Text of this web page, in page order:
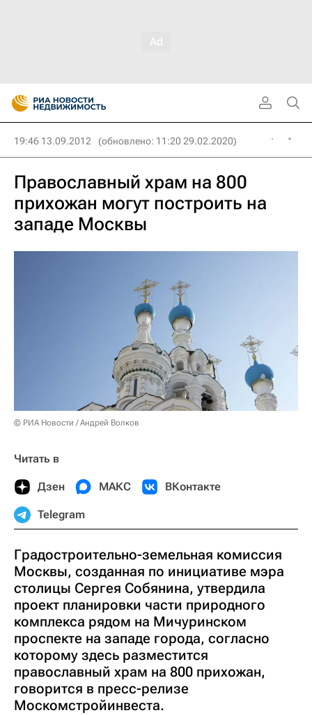
19:46 13.09.2012 (обновлено: 11:20 29.02.2020)
Православный храм на 800
прихожан могут построить на
западе Москвы
© РИА Новости / Андрей Волков
Читать в
Дзен МАКС ВКонтакте
Telegram
Градостроительно-земельная комиссия
Москвы, созданная по инициативе мэра
столицы Сергея Собянина, утвердила
проект планировки части природного
комплекса рядом на Мичуринском
проспекте на западе города, согласно
которому здесь разместится
православный храм на 800 прихожан,
говорится в пресс-релизе
Москомстройинвеста.